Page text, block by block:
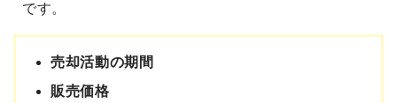
です。
売却活動の期間
販売価格